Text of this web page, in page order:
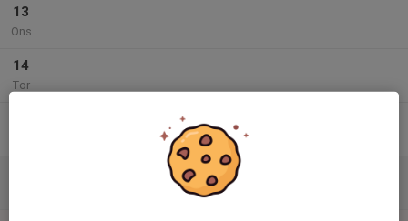
13
Ons
14
Tor
Gölingstorps Marknad